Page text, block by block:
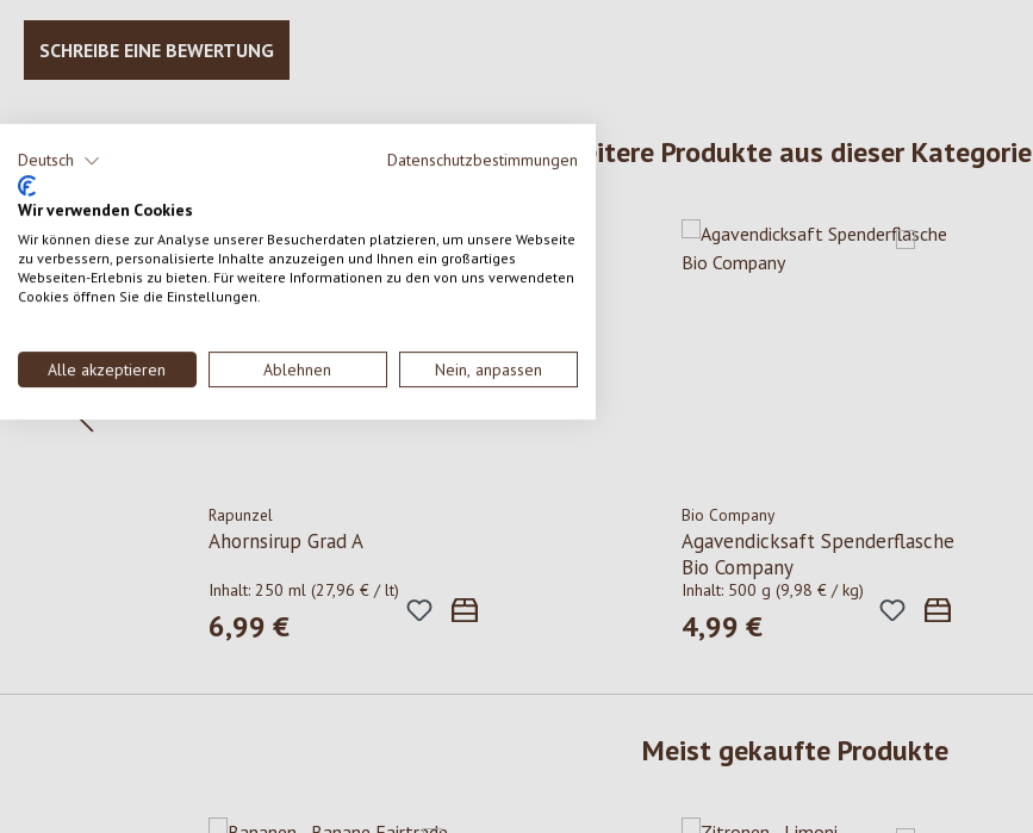
Deutsch Datenschutzbestimmungen
Wir verwenden Cookies
Wir können diese zur Analyse unserer Besucherdaten platzieren, um unsere Webseite
zu verbessern, personalisierte Inhalte anzuzeigen und Ihnen ein großartiges
Webseiten-Erlebnis zu bieten. Für weitere Informationen zu den von uns verwendeten
Cookies öffnen Sie die Einstellungen.
Alle akzeptieren Ablehnen Nein, anpassen
SCHREIBE EINE BEWERTUNG
Weitere Produkte aus dieser Kategorie
Produktgalerie überspringen
Rapunzel
Ahornsirup Grad A
Inhalt:250 ml(27,96 € / lt)
Regulärer Preis:
6,99 €
Bio Company
Agavendicksaft Spenderflasche
Bio Company
Inhalt: 500 g (9,98 € / kg)
Regulärer Preis:
4,99 €
Meist gekaufte Produkte